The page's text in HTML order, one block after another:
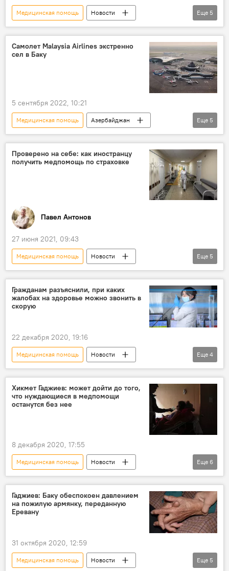
Медицинская помощь
Новости
Марат Касем
состояние здоровья
тюрьма
Латвия Sputnik Литва
Еще 5
Самолет Malaysia Airlines экстренно
сел в Баку
5 сентября 2022, 10:21
Медицинская помощь
Азербайджан
Malaysia Airlines
Международный аэропорт Гейдар Алиев
экстренная посадка
Баку
Еще 5
Проверено на себе: как иностранцу
получить медпомощь по страховке
Павел Антонов
27 июня 2021, 09:43
Медицинская помощь
Новости
Здоровье
ЖИЗНЬ
Азербайджан
медстраховка
Еще 5
Гражданам разъяснили, при каких
жалобах на здоровье можно звонить в
скорую
22 декабря 2020, 19:16
Медицинская помощь
Новости
Здоровье
ЖИЗНЬ
Азербайджан
TƏBİB
Скорая помощь
Еще 4
Хикмет Гаджиев: может дойти до того,
что нуждающиеся в медпомощи
останутся без нее
8 декабря 2020, 17:55
Медицинская помощь
Новости
Азербайджан
Здоровье
ЖИЗНЬ
Хикмет Гаджиев
Коронавирус
Еще 6
Гаджиев: Баку обеспокоен давлением
на пожилую армянку, переданную
Еревану
31 октября 2020, 12:59
Медицинская помощь
Новости
Еще 5